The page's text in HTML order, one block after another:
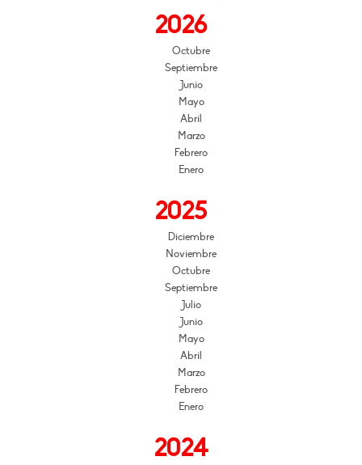
2026
Octubre
Septiembre
Junio
Mayo
Abril
Marzo
Febrero
Enero
2025
Diciembre
Noviembre
Octubre
Septiembre
Julio
Junio
Mayo
Abril
Marzo
Febrero
Enero
2024